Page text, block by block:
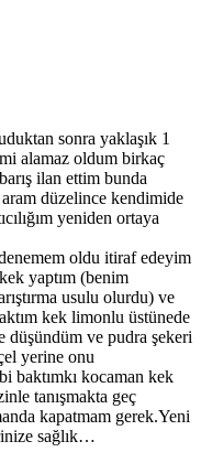
sonra yaklaşık 1
alamaz oldum birkaç
ilan ettim bunda
düzelince kendimide
yeniden ortaya
oldu itiraf edeyim
yaptım (benim
usulu olurdu) ve
kek limonlu üstünede
düşündüm ve pudra şekeri
yerine onu
baktımkı kocaman kek
tanışmakta geç
kapatmam gerek.Yeni
sağlık…